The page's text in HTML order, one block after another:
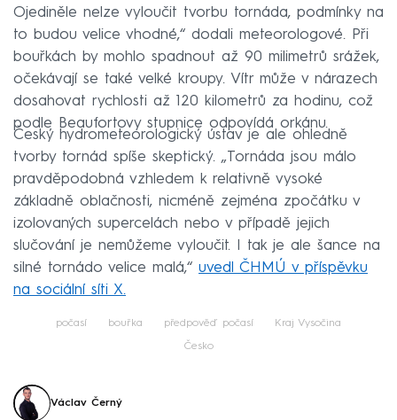
Ojediněle nelze vyloučit tvorbu tornáda, podmínky na
to budou velice vhodné,“ dodali meteorologové. Při
bouřkách by mohlo spadnout až 90 milimetrů srážek,
očekávají se také velké kroupy. Vítr může v nárazech
dosahovat rychlosti až 120 kilometrů za hodinu, což
podle Beaufortovy stupnice odpovídá orkánu.
Český hydrometeorologický ústav je ale ohledně
tvorby tornád spíše skeptický. „Tornáda jsou málo
pravděpodobná vzhledem k relativně vysoké
základně oblačnosti, nicméně zejména zpočátku v
izolovaných supercelách nebo v případě jejich
slučování je nemůžeme vyloučit. I tak je ale šance na
silné tornádo velice malá,“ uvedl ČHMÚ v příspěvku
na sociální síti X.
počasí bouřka předpověď počasí Kraj Vysočina
Česko
Václav Černý